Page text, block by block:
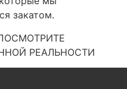
закатом.
РЕАЛЬНОСТИ